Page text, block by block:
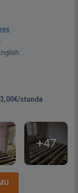
stunda
+47